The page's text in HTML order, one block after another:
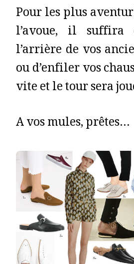
Pour les plus
l’avoue, il suffira
l’arrière de vos
ou d’enfiler vos
vite et le tour sera
A vos mules, prêtes…